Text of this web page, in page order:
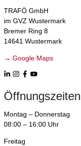
TRAFÖ GmbH
im GVZ Wustermark
Bremer Ring 8
14641 Wustermark
→ Google Maps
Öffnungszeiten
Montag – Donnerstag
08:00 – 16:00 Uhr
Freitag